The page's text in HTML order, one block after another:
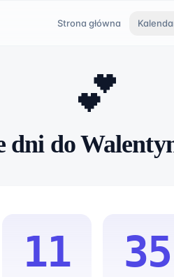
Strona główna
💕
dni do
11 35